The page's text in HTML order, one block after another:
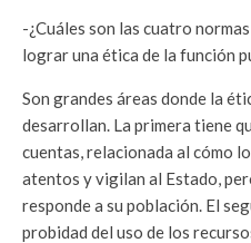
-¿Cuáles son las cuatro
lograr una ética de la función
Son grandes áreas donde la
desarrollan. La primera tiene
cuentas, relacionada al cómo
atentos y vigilan al Estado,
responde a su población. El
probidad del uso de los